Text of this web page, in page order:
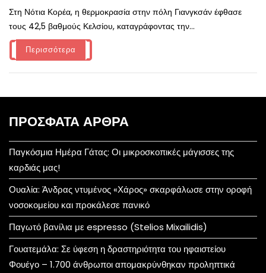
Στη Νότια Κορέα, η θερμοκρασία στην πόλη Γιανγκσάν έφθασε
τους 42,5 βαθμούς Κελσίου, καταγράφοντας την...
Περισσότερα
ΠΡΌΣΦΑΤΑ ΆΡΘΡΑ
Παγκόσμια Ημέρα Γάτας: Οι μικροσκοπικές μάγισσες της
καρδιάς μας!
Ουαλία: Άνδρας ντυμένος «Χάρος» σκαρφάλωσε στην οροφή
νοσοκομείου και προκάλεσε πανικό
Παγωτό βανίλια με espresso (Stelios Mixailidis)
Γουατεμάλα: Σε ύφεση η δραστηριότητα του ηφαιστείου
Φουέγο – 1.700 άνθρωποι απομακρύνθηκαν προληπτικά